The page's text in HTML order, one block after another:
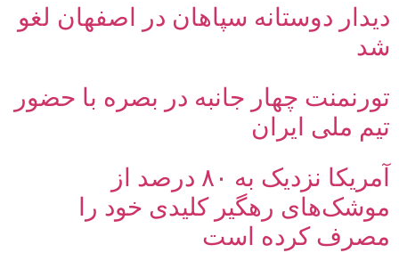
دیدار دوستانه سپاهان در اصفهان لغو
شد
تورنمنت چهار جانبه در بصره با حضور
تیم ملی ایران
آمریکا نزدیک به ۸۰ درصد از
موشک‌های رهگیر کلیدی خود را
مصرف کرده است